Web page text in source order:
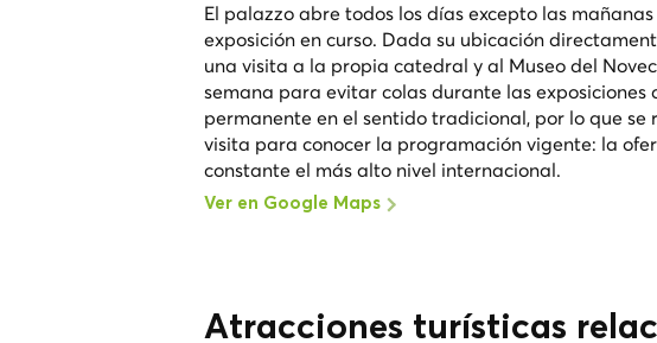
El palazzo abre todos los días excepto las
exposición en curso. Dada su ubicación
una visita a la propia catedral y al Museo del
semana para evitar colas durante las
permanente en el sentido tradicional, por lo que
visita para conocer la programación vigente: la
constante el más alto nivel internacional.
Ver en Google Maps
Atracciones turísticas